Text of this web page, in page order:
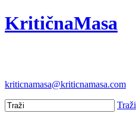
KritičnaMasa
kriticnamasa@kriticnamasa.com
Traži